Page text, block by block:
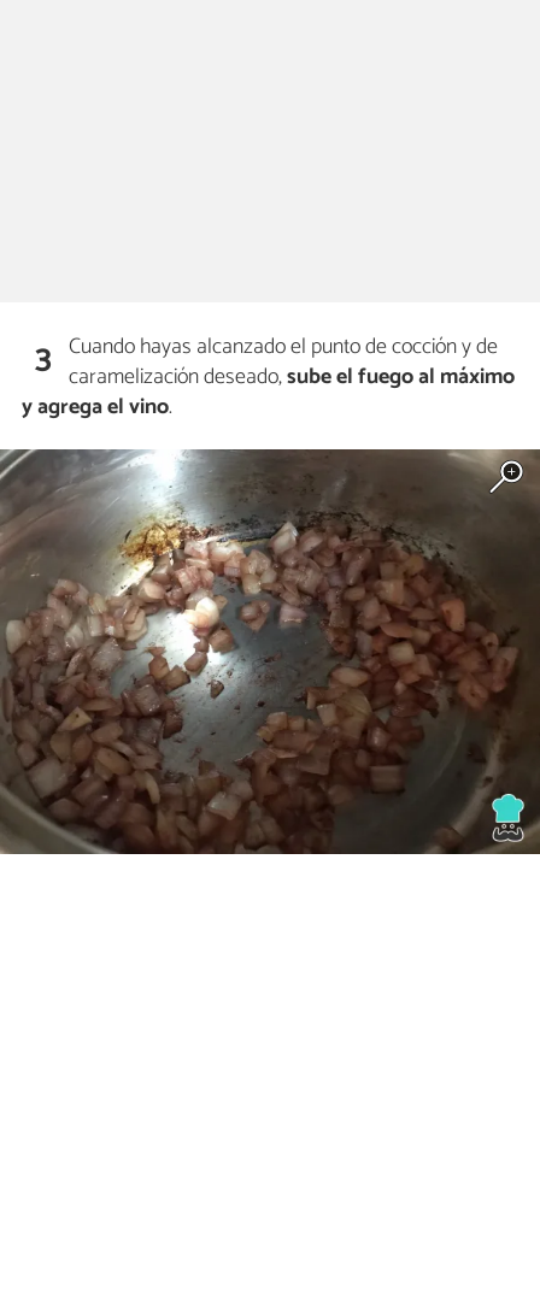
3 Cuando hayas alcanzado el punto de cocción y de
caramelización deseado,sube el fuego al máximo
y agrega el vino.